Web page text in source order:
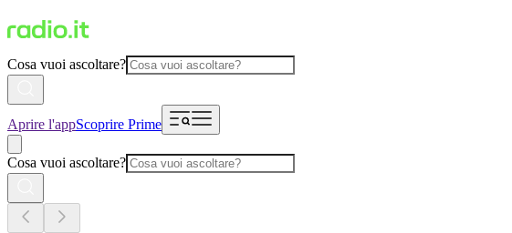
Cosa vuoi ascoltare?
Aprire l'appScoprire Prime
Cosa vuoi ascoltare?